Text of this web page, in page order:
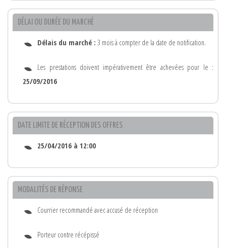
DÉLAI OU DURÉE DU MARCHÉ
Délais du marché : 3 mois à compter de la date de notification.
Les prestations doivent impérativement être achevées pour le :
25/09/2016
DATE LIMITE DE RÉCEPTION DES OFFRES
25/04/2016 à 12:00
MODALITÉS DE RÉPONSE
Courrier recommandé avec accusé de réception
Porteur contre récépissé